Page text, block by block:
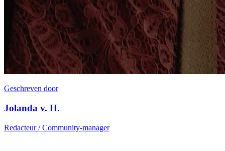
Geschreven door
Jolanda v. H.
Redacteur / Community-manager